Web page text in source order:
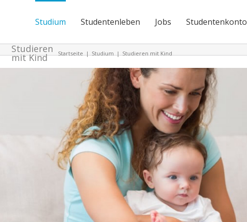
Studium Studentenleben Jobs Studentenkonto
Studieren
mit Kind Startseite | Studium | Studieren mit Kind